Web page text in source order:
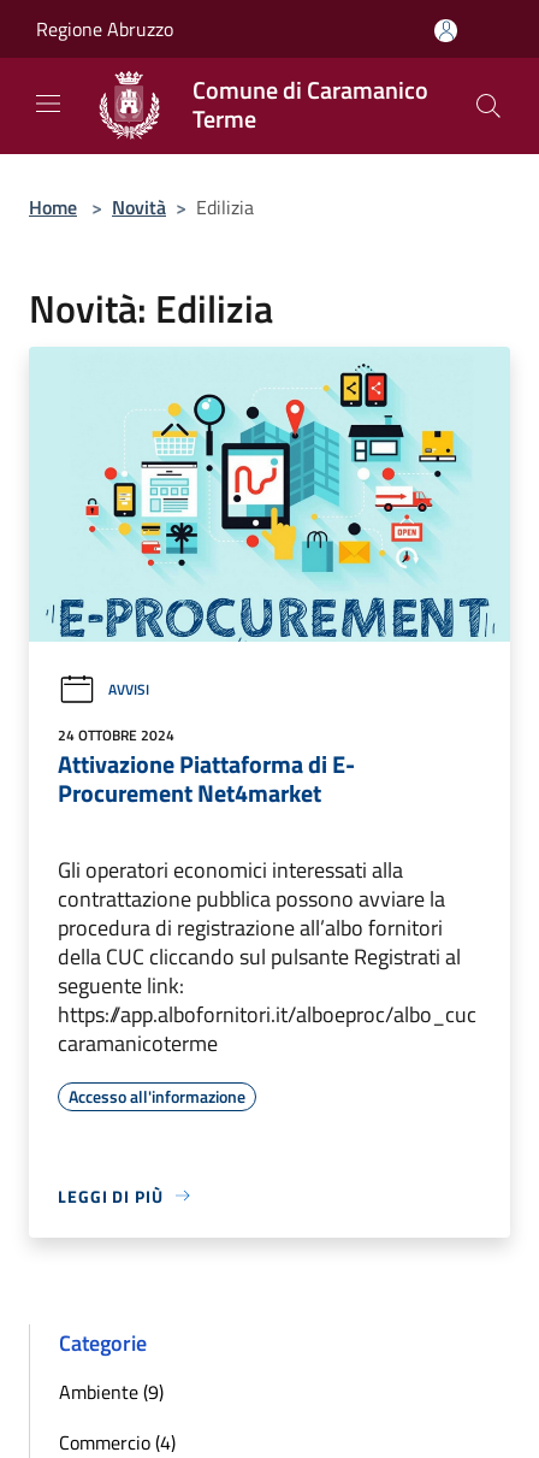
Regione Abruzzo
Comune di Caramanico
Terme
Home > Novità > Edilizia
Novità: Edilizia
AVVISI
24 OTTOBRE 2024
Attivazione Piattaforma di E-
Procurement Net4market
Gli operatori economici interessati alla
contrattazione pubblica possono avviare la
procedura di registrazione all’albo fornitori
della CUC cliccando sul pulsante Registrati al
seguente link:
https://app.albofornitori.it/alboeproc/albo_cuc
caramanicoterme
Accesso all'informazione
LEGGI DI PIÙ
Categorie
Ambiente (9)
Commercio (4)